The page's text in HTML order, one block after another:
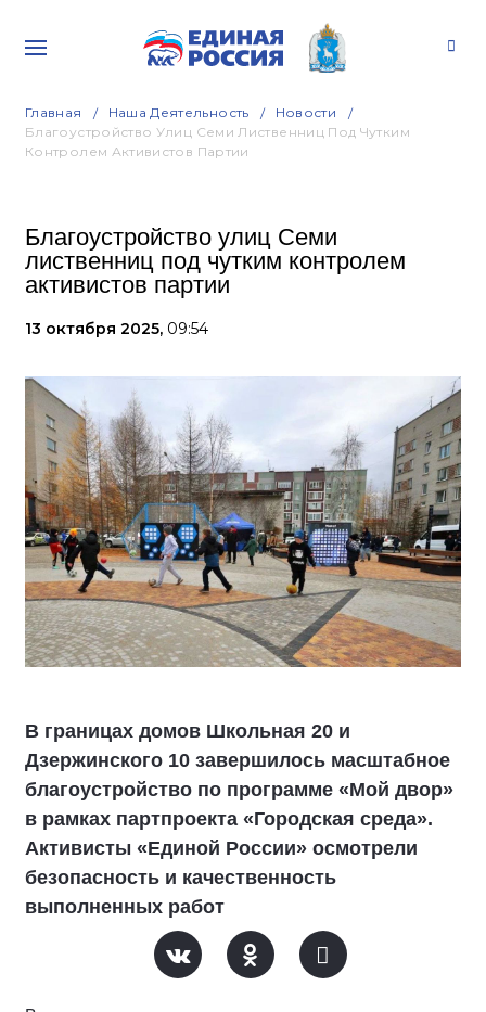
Главная Наша Деятельность
Новости
Благоустройство Улиц Семи Лиственниц Под Чутким
Контролем Активистов Партии
Благоустройство улиц Семи
лиственниц под чутким контролем
активистов партии
13 октября 2025, 09:54
В границах домов Школьная 20 и
Дзержинского 10 завершилось масштабное
благоустройство по программе «Мой двор»
в рамках партпроекта «Городская среда».
Активисты «Единой России» осмотрели
безопасность и качественность
выполненных работ